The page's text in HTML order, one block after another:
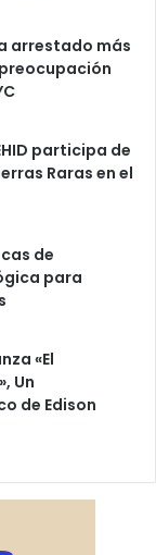
arrestado más
participa de
Raras en el
de
para
«El
Un
de Edison